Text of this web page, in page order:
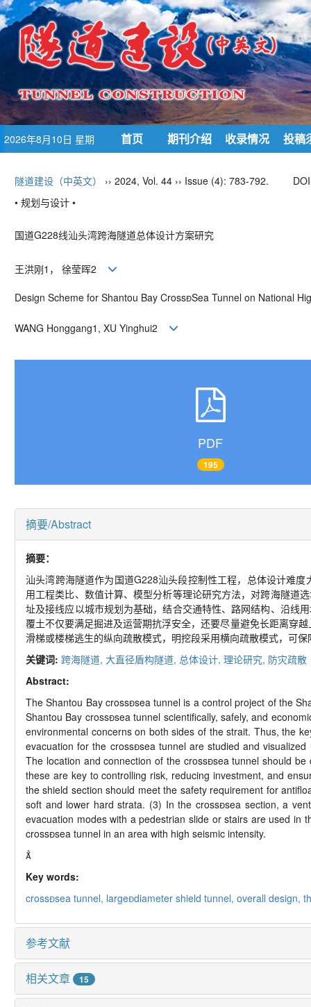
2026年8月10日 星期
首页 期刊介绍 收录情况 投稿
隧道建设（中英文） ›› 2024, Vol. 44 ›› Issue (4): 783-792.
• 规划与设计 •
国道G228线汕头湾跨海隧道总体设计方案研究
王洪刚1 ， 徐莹晖2
Design Scheme for Shantou Bay CrossSea Tunnel on National
WANG Honggang1, XU Yinghui2
PDF
195
摘要/Abstract
摘要：
汕头湾跨海隧道作为国道G228汕头段控制性工程，总体设计难
用工程类比、数值计算、模型分析等理论研究方法，对跨海隧道
址及接线应以城市规划为基础，结合交通特性、路网结构、沿线
覆土不仅要满足掘进及运营期抗浮安全，还要尽量避免长距离穿
滑梯或楼梯逃生的纵向疏散模式，明挖段采用横向疏散模式，可
关键词: 跨海隧道, 大直径盾构隧道, 总体设计, 理论研究, 防灾疏散
Abstract:
The Shantou Bay crosssea tunnel is a control project of the
Shantou Bay crosssea tunnel scientifically, safely, and
environmental concerns on both sides of the strait. Thus, the
evacuation for the crosssea tunnel are studied and
The location and connection of the crosssea tunnel should be
these are key to controlling risk, reducing investment, and
the shield section should meet the safety requirement for
soft and lower hard strata. (3) In the crosssea section, a
evacuation modes with a pedestrian slide or stairs are used in
crosssea tunnel in an area with high seismic intensity.

Key words:
crosssea tunnel, largediameter shield tunnel, overall design,
参考文献
相关文章 15